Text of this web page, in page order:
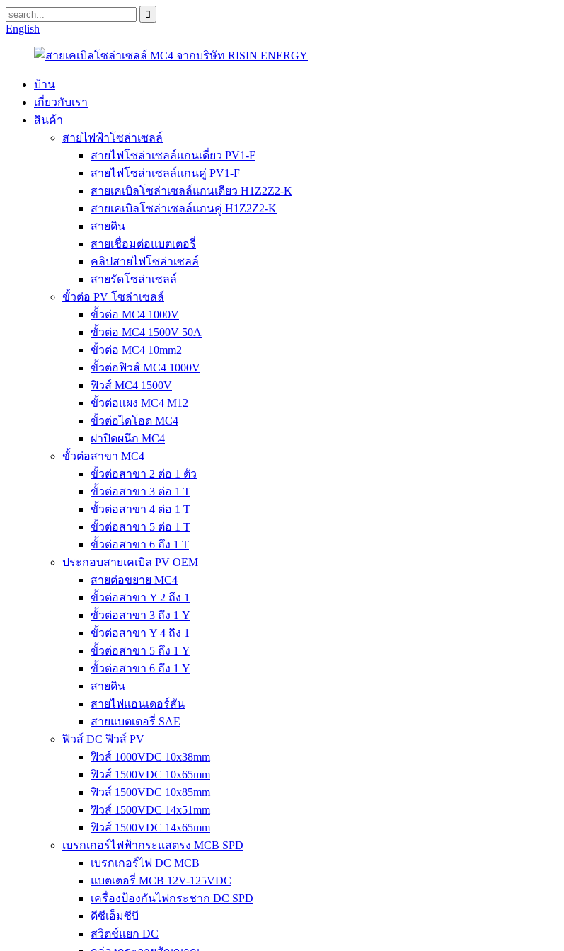
English
บ้าน
เกี่ยวกับเรา
สินค้า
สายไฟฟ้าโซล่าเซลล์
สายไฟโซล่าเซลล์แกนเดี่ยว PV1-F
สายไฟโซล่าเซลล์แกนคู่ PV1-F
สายเคเบิลโซล่าเซลล์แกนเดียว H1Z2Z2-K
สายเคเบิลโซล่าเซลล์แกนคู่ H1Z2Z2-K
สายดิน
สายเชื่อมต่อแบตเตอรี่
คลิปสายไฟโซล่าเซลล์
สายรัดโซล่าเซลล์
ขั้วต่อ PV โซล่าเซลล์
ขั้วต่อ MC4 1000V
ขั้วต่อ MC4 1500V 50A
ขั้วต่อ MC4 10mm2
ขั้วต่อฟิวส์ MC4 1000V
ฟิวส์ MC4 1500V
ขั้วต่อแผง MC4 M12
ขั้วต่อไดโอด MC4
ฝาปิดผนึก MC4
ขั้วต่อสาขา MC4
ขั้วต่อสาขา 2 ต่อ 1 ตัว
ขั้วต่อสาขา 3 ต่อ 1 T
ขั้วต่อสาขา 4 ต่อ 1 T
ขั้วต่อสาขา 5 ต่อ 1 T
ขั้วต่อสาขา 6 ถึง 1 T
ประกอบสายเคเบิล PV OEM
สายต่อขยาย MC4
ขั้วต่อสาขา Y 2 ถึง 1
ขั้วต่อสาขา 3 ถึง 1 Y
ขั้วต่อสาขา Y 4 ถึง 1
ขั้วต่อสาขา 5 ถึง 1 Y
ขั้วต่อสาขา 6 ถึง 1 Y
สายดิน
สายไฟแอนเดอร์สัน
สายแบตเตอรี่ SAE
ฟิวส์ DC ฟิวส์ PV
ฟิวส์ 1000VDC 10x38mm
ฟิวส์ 1500VDC 10x65mm
ฟิวส์ 1500VDC 10x85mm
ฟิวส์ 1500VDC 14x51mm
ฟิวส์ 1500VDC 14x65mm
เบรกเกอร์ไฟฟ้ากระแสตรง MCB SPD
เบรกเกอร์ไฟ DC MCB
แบตเตอรี่ MCB 12V-125VDC
เครื่องป้องกันไฟกระชาก DC SPD
ดีซีเอ็มซีบี
สวิตช์แยก DC